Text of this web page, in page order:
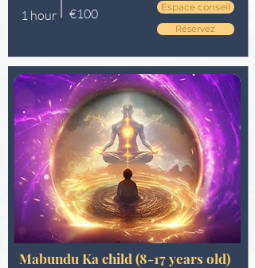
1 hour €100
Espace conseil
Réservez
Mabundu Ka child (8-17 years old)